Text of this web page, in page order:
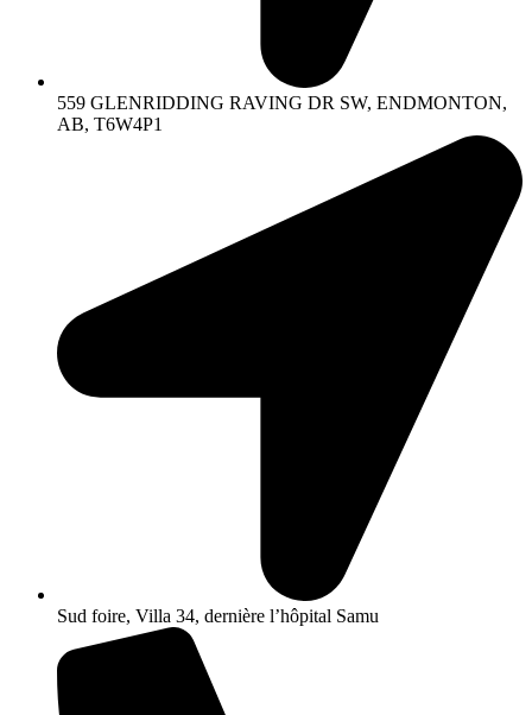
559 GLENRIDDING RAVING DR SW, ENDMONTON,
AB, T6W4P1
Sud foire, Villa 34, dernière l’hôpital Samu